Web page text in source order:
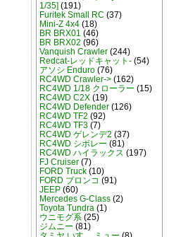
1/35] (191)
Furitek Small RC (37)
Mini-Z 4x4(18)
BR BRX01 (46)
BR BRX02 (96)
Vanquish Crawler(244)
Redcat-レッドキャット-(54)
アソシ Enduro(76)
RC4WD Crawler->(162)
RC4WD 1/18 クローラー (15)
RC4WD C2X(19)
RC4WD Defender(126)
RC4WD TF2 (92)
RC4WD TF3(7)
RC4WD ゲレンデ2 (37)
RC4WD シボレー (81)
RC4WD ハイラックス (197)
FJ Cruiser(7)
FORD Truck(10)
FORD ブロンコ (91)
JEEP(60)
Mercedes G-Class(2)
Toyota Tundra(1)
ウニモグ系(25)
ジムニー (81)